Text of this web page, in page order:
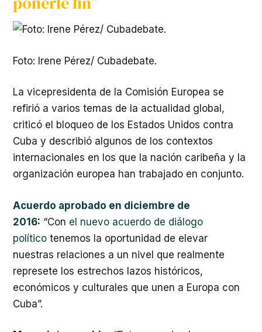
Foto: Irene Pérez/ Cubadebate.
La vicepresidenta de la Comisión Europea se
refirió a varios temas de la actualidad global,
criticó el bloqueo de los Estados Unidos contra
Cuba y describió algunos de los contextos
internacionales en los que la nación caribeña y la
organización europea han trabajado en conjunto.
Acuerdo aprobado en diciembre de
2016: “Con el nuevo acuerdo de diálogo
político tenemos la oportunidad de elevar
nuestras relaciones a un nivel que realmente
represete los estrechos lazos históricos,
económicos y culturales que unen a Europa con
Cuba”.